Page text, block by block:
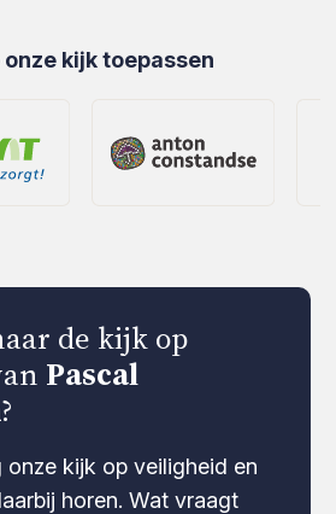
kijk toepassen
de kijk op
Pascal
?
onze kijk op veiligheid en
horen. Wat vraagt